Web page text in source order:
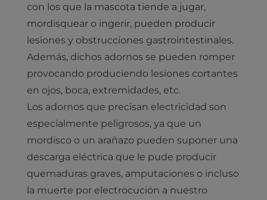
con los que la mascota tiende a jugar,
mordisquear o ingerir, pueden producir
lesiones y obstrucciones gastrointestinales.
Además, dichos adornos se pueden romper
provocando produciendo lesiones cortantes
en ojos, boca, extremidades, etc.
Los adornos que precisan electricidad son
especialmente peligrosos, ya que un
mordisco o un arañazo pueden suponer una
descarga eléctrica que le pude producir
quemaduras graves, amputaciones o incluso
la muerte por electrocución a nuestro